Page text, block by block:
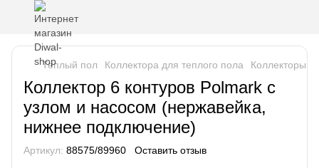
Теплый пол Коллектора для теплого пола Коллекторы
Коллектор 6 контуров Polmark с
узлом и насосом (нержавейка,
нижнее подключение)
Артикул: 88575/89960 Оставить отзыв